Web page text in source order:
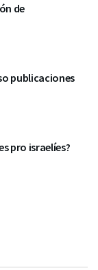
de
publicaciones
pro israelíes?